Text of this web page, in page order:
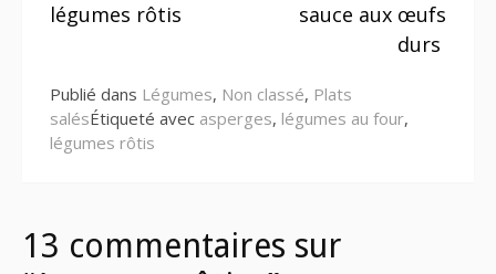
légumes rôtis
sauce aux œufs
durs
Publié dans Légumes, Non classé, Plats
salésÉtiqueté avec asperges, légumes au four,
légumes rôtis
13 commentaires sur